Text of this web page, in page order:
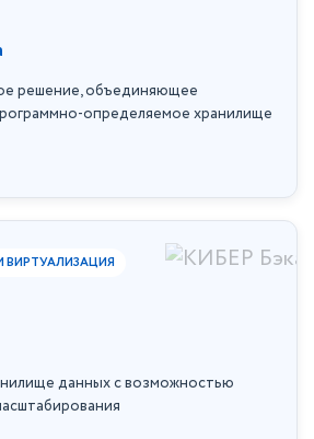
решение, объединяющее
определяемое хранилище
ВИРТУАЛИЗАЦИЯ
данных c возможностью